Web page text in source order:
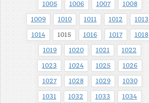
1005 1006 1007 1008
1009 1010 1011 1012 1013
1014 1015 1016 1017 1018
1019 1020 1021 1022
1023 1024 1025 1026
1027 1028 1029 1030
1031 1032 1033 1034